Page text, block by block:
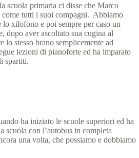
scuola primaria ci disse che Marco
come tutti i suoi compagni. Abbiamo
lo xilofono e poi sempre per caso un
dopo aver ascoltato sua cugina al
lo stesso brano semplicemente ad
lezioni di pianoforte ed ha imparato
spartiti.
ha iniziato le scuole superiori ed ha
scuola con l’autobus in completa
una volta, che possiamo e dobbiamo